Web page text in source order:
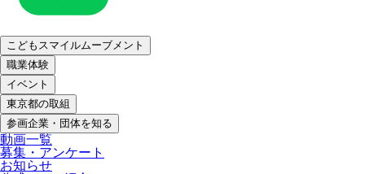
こどもスマイルムーブメント
職業体験
イベント
東京都の取組
参画企業・団体を知る
動画一覧
募集・アンケート
お知らせ